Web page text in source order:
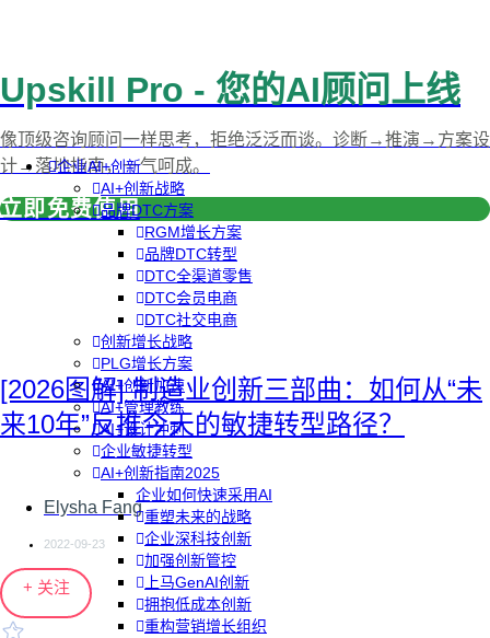
企业AI+创新
AI+创新战略
品牌DTC方案
RGM增长方案
品牌DTC转型
DTC全渠道零售
DTC会员电商
DTC社交电商
创新增长战略
PLG增长方案
AI+创新加速
AI+管理教练
AI+设计冲刺
企业敏捷转型
AI+创新指南2025
企业如何快速采用AI
重塑未来的战略
企业深科技创新
加强创新管控
上马GenAI创新
拥抱低成本创新
重构营销增长组织
Upskill Pro - 您的AI顾问上线
像顶级咨询顾问一样思考，拒绝泛泛而谈。诊断→推演→方案设
计→落地指南，一气呵成。
立即免费使用
[2026图解] 制造业创新三部曲：如何从“未
来10年”反推今天的敏捷转型路径？
Elysha Fang
2022-09-23
+ 关注